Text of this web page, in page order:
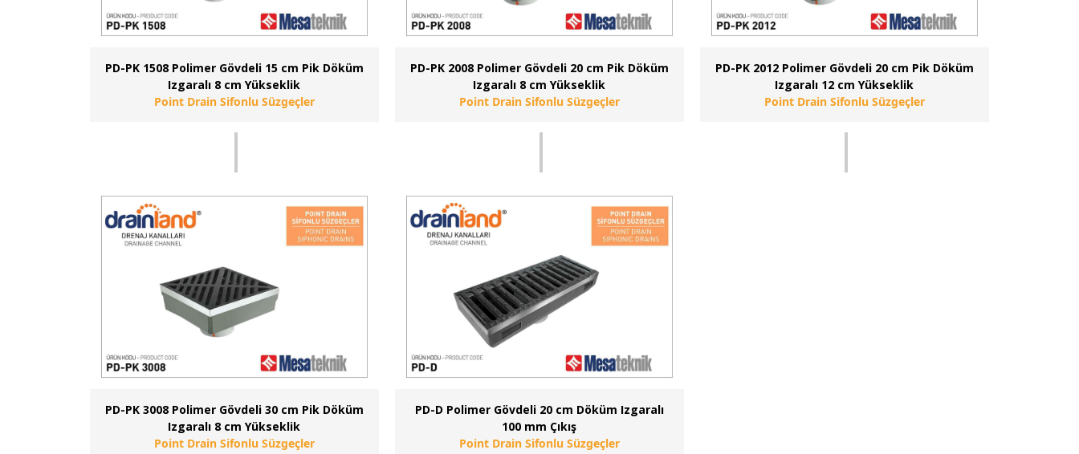
PD-PK 1508 Polimer Gövdeli 15 cm Pik Döküm
Izgaralı 8 cm Yükseklik
Point Drain Sifonlu Süzgeçler
PD-PK 2008 Polimer Gövdeli 20 cm Pik Döküm
Izgaralı 8 cm Yükseklik
Point Drain Sifonlu Süzgeçler
PD-PK 2012 Polimer Gövdeli 20 cm Pik Döküm
Izgaralı 12 cm Yükseklik
Point Drain Sifonlu Süzgeçler
PD-PK 3008 Polimer Gövdeli 30 cm Pik Döküm
Izgaralı 8 cm Yükseklik
Point Drain Sifonlu Süzgeçler
PD-D Polimer Gövdeli 20 cm Döküm Izgaralı
100 mm Çıkış
Point Drain Sifonlu Süzgeçler